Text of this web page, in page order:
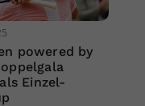
powered by
Einzel-